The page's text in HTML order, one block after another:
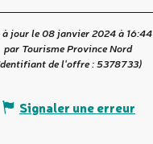
jour le 08 janvier 2024 à 16:44
par Tourisme Province Nord
de l'offre :5378733)
Signaler une erreur